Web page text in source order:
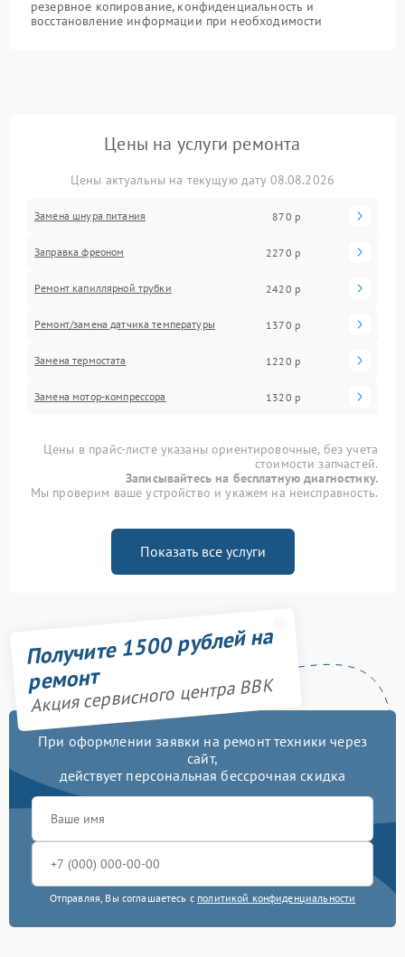
резервное копирование, конфиденциальность и
восстановление информации при необходимости
Цены на услуги ремонта
Цены актуальны на текущую дату 08.08.2026
Замена шнура питания 870 р
Заправка фреоном 2270 р
Ремонт капиллярной трубки 2420 р
Ремонт/замена датчика температуры 1370 р
Замена термостата 1220 р
Замена мотор-компрессора 1320 р
Цены в прайс-листе указаны ориентировочные, без учета
стоимости запчастей.
Записывайтесь на бесплатную диагностику.
Мы проверим ваше устройство и укажем на неисправность.
Показать все услуги
Получите 1500 рублей на
ремонт
Акция сервисного центра BBK
При оформлении заявки на ремонт техники через
сайт,
действует персональная бессрочная скидка
Отправляя, Вы соглашаетесь с политикой конфиденциальности